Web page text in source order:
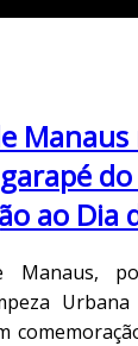
Manaus
ao Dia
Manaus,